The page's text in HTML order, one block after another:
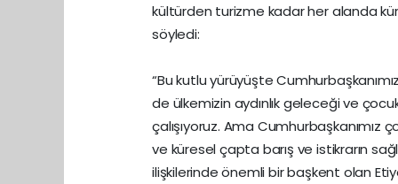
kültürden turizme kadar her alanda
söyledi:
“Bu kutlu yürüyüşte
de ülkemizin aydınlık geleceği ve
çalışıyoruz. Ama
ve küresel çapta barış ve istikrarın
ilişkilerinde önemli bir başkent olan